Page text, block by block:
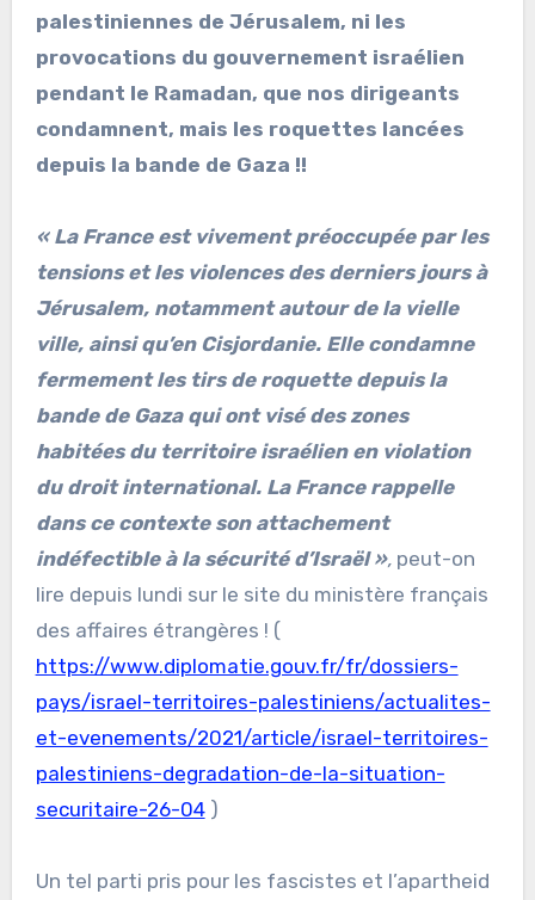
palestiniennes de Jérusalem, ni les
provocations du gouvernement israélien
pendant le Ramadan, que nos dirigeants
condamnent, mais les roquettes lancées
depuis la bande de Gaza !!
« La France est vivement préoccupée par les
tensions et les violences des derniers jours à
Jérusalem, notamment autour de la vielle
ville, ainsi qu’en Cisjordanie. Elle condamne
fermement les tirs de roquette depuis la
bande de Gaza qui ont visé des zones
habitées du territoire israélien en violation
du droit international. La France rappelle
dans ce contexte son attachement
indéfectible à la sécurité d’Israël »,peut-on
lire depuis lundi sur le site du ministère français
des affaires étrangères ! (
https://www.diplomatie.gouv.fr/fr/dossiers-
pays/israel-territoires-palestiniens/actualites-
et-evenements/2021/article/israel-territoires-
palestiniens-degradation-de-la-situation-
securitaire-26-04)
Un tel parti pris pour les fascistes et l’apartheid